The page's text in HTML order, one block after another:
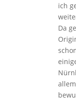
ich
Da